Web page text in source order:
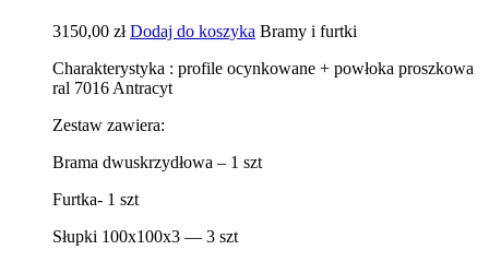
3150,00 zł Dodaj do koszyka Bramy i furtki
Charakterystyka : profile ocynkowane + powłoka proszkowa
ral 7016 Antracyt
Zestaw zawiera:
Brama dwuskrzydłowa – 1 szt
Furtka- 1 szt
Słupki 100x100x3 — 3 szt